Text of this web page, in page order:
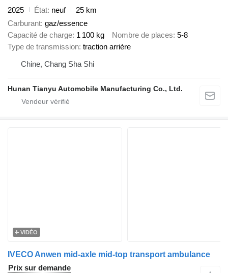
2025
État neuf
25 km
Carburant gaz/essence
Capacité de charge 1 100 kg Nombre de places 5-8
Type de transmission traction arrière
Chine, Chang Sha Shi
Hunan Tianyu Automobile Manufacturing Co., Ltd.
VIDÉO
IVECO Anwen mid-axle mid-top transport ambulance
Prix sur demande